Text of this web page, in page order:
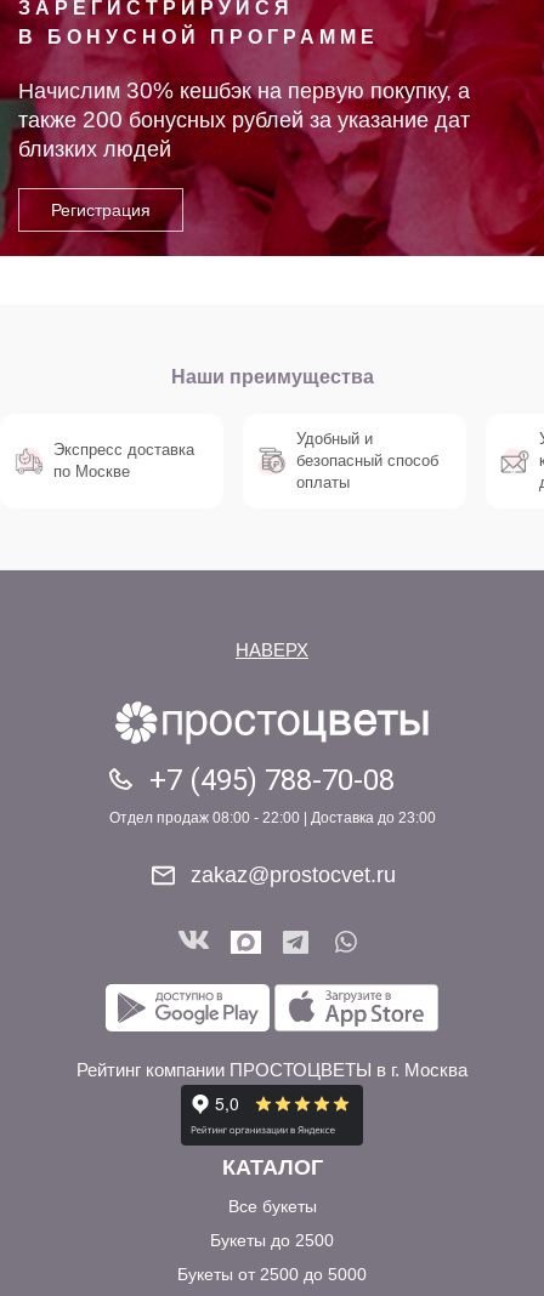
ЗАРЕГИСТРИРУЙСЯ
В БОНУСНОЙ ПРОГРАММЕ
Начислим 30% кешбэк на первую покупку, а
также 200 бонусных рублей за указание дат
близких людей
Наши преимущества
Экспресс доставка
по Москве
Удобный и
безопасный способ
оплаты
НАВЕРХ
+7 (495) 788-70-08
Отдел продаж 08:00 - 22:00 | Доставка до 23:00
zakaz@prostocvet.ru
Рейтинг компании ПРОСТОЦВЕТЫ в г. Москва
КАТАЛОГ
Все букеты
Букеты до 2500
Букеты от 2500 до 5000